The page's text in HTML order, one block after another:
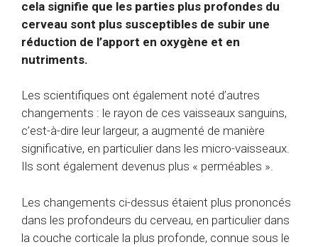
cela signifie que les parties plus profondes du
cerveau sont plus susceptibles de subir une
réduction de l’apport en oxygène et en
nutriments.
Les scientifiques ont également noté d’autres
changements : le rayon de ces vaisseaux sanguins,
c’est-à-dire leur largeur, a augmenté de manière
significative, en particulier dans les micro-vaisseaux.
Ils sont également devenus plus « perméables ».
Les changements ci-dessus étaient plus prononcés
dans les profondeurs du cerveau, en particulier dans
la couche corticale la plus profonde, connue sous le